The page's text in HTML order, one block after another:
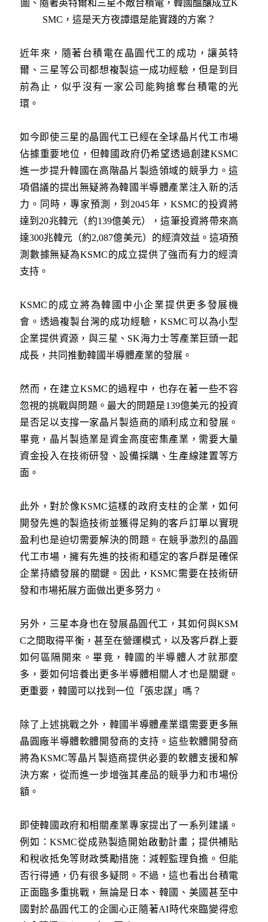
圖、 隨著英特爾和三星不敵台積電，韓國醞釀成立K
SMC，這是天方夜譚還是能實踐的方案？
近年來，隨著台積電在晶圓代工的成功，讓英特
爾、三星等公司都想複製這一成功經驗，但是到目
前為止，似乎沒有一家公司能夠搶奪台積電的光
環。
如今即使三星的晶圓代工已經在全球晶片代工市場
佔據重要地位，但韓國政府仍希望透過創建KSMC
進一步提升韓國在高階晶片製造領域的競爭力。這
項倡議的提出無疑將為韓國半導體產業注入新的活
力。同時，專家預測，到2045年，KSMC的投資將
達到20兆韓元（約139億美元），這筆投資將帶來高
達300兆韓元（約2,087億美元）的經濟效益。這項預
測數據無疑為KSMC的成立提供了強而有力的經濟
支持。
KSMC的成立將為韓國中小企業提供更多發展機
會。透過複製台灣的成功經驗，KSMC可以為小型
企業提供資源，與三星、SK海力士等產業巨頭一起
成長，共同推動韓國半導體產業的發展。
然而，在建立KSMC的過程中，也存在著一些不容
忽視的挑戰與問題。最大的問題是139億美元的投資
是否足以支撐一家晶片製造商的順利成立和發展。
畢竟，晶片製造業是資金高度密集產業，需要大量
資金投入在技術研發、設備採購、生產線建置等方
面。
此外，對於像KSMC這樣的政府支柱的企業，如何
開發先進的製造技術並獲得足夠的客戶訂單以實現
盈利也是迫切需要解決的問題。在競爭激烈的晶圓
代工市場，擁有先進的技術和穩定的客戶群是確保
企業持續發展的關鍵。因此，KSMC需要在技術研
發和市場拓展方面做出更多努力。
另外，三星本身也在發展晶圓代工，其如何與KSM
C之間取得平衡，甚至在營運模式，以及客戶群上要
如何區隔開來。畢竟，韓國的半導體人才就那麼
多，要如何培養出更多半導體相關人才也是關鍵。
更重要，韓國可以找到一位「張忠謀」嗎？
除了上述挑戰之外，韓國半導體產業還需要更多無
晶圓廠半導體軟體開發商的支持。這些軟體開發商
將為KSMC等晶片製造商提供必要的軟體支援和解
決方案，從而進一步增強其產品的競爭力和市場份
額。
即使韓國政府和相關產業專家提出了一系列建議。
例如：KSMC從成熟製造開始啟動計畫；提供補貼
和稅收抵免等財政獎勵措施：減輕監理負擔。但能
否行得通，仍有很多疑問。不過，這也看出台積電
正面臨多重挑戰，無論是日本、韓國、美國甚至中
國對於晶圓代工的企圖心正隨著AI時代來臨變得愈